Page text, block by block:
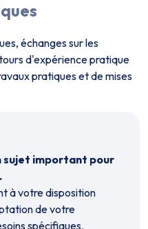
échanges sur les
d'expérience pratique
pratiques et de mises
sujet important pour
à votre disposition
de votre
spécifiques.